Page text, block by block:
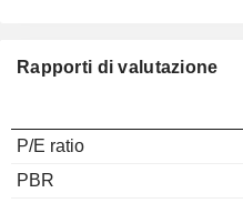
Rapporti di valutazione
P/E ratio
PBR